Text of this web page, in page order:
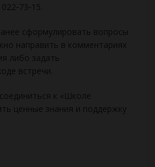
сформулировать вопросы
направить в комментариях
либо задать
встречи.
к «Школе
ценные знания и поддержку